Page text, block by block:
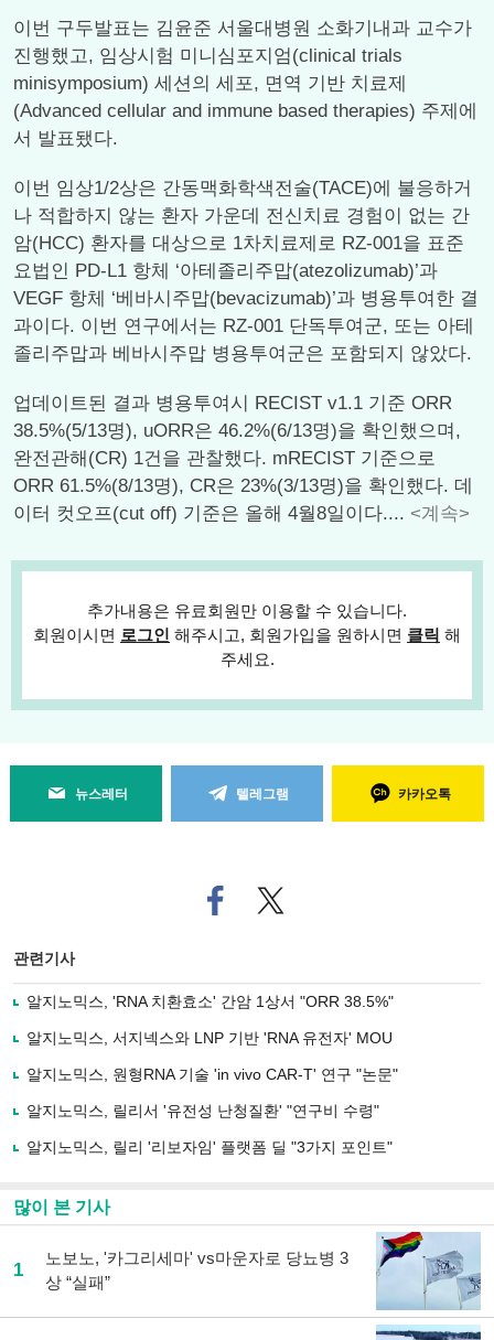
이번 구두발표는 김윤준 서울대병원 소화기내과 교수가
진행했고, 임상시험 미니심포지엄(clinical trials
minisymposium) 세션의 세포, 면역 기반 치료제
(Advanced cellular and immune based therapies) 주제에
서 발표됐다.
이번 임상1/2상은 간동맥화학색전술(TACE)에 불응하거
나 적합하지 않는 환자 가운데 전신치료 경험이 없는 간
암(HCC) 환자를 대상으로 1차치료제로 RZ-001을 표준
요법인 PD-L1 항체 ‘아테졸리주맙(atezolizumab)’과
VEGF 항체 ‘베바시주맙(bevacizumab)’과 병용투여한 결
과이다. 이번 연구에서는 RZ-001 단독투여군, 또는 아테
졸리주맙과 베바시주맙 병용투여군은 포함되지 않았다.
업데이트된 결과 병용투여시 RECIST v1.1 기준 ORR
38.5%(5/13명), uORR은 46.2%(6/13명)을 확인했으며,
완전관해(CR) 1건을 관찰했다. mRECIST 기준으로
ORR 61.5%(8/13명), CR은 23%(3/13명)을 확인했다. 데
이터 컷오프(cut off) 기준은 올해 4월8일이다.... <계속>
추가내용은 유료회원만 이용할 수 있습니다.
회원이시면 로그인 해주시고, 회원가입을 원하시면 클릭 해
주세요.
뉴스레터 텔레그램 카카오톡
페
이
로
기
사
유
기
트위
터로
관련기사
알지노믹스, 'RNA 치환효소' 간암 1상서 "ORR 38.5%"
알지노믹스, 서지넥스와 LNP 기반 'RNA 유전자' MOU
알지노믹스, 원형RNA 기술 'in vivo CAR-T' 연구 "논문"
알지노믹스, 릴리서 '유전성 난청질환' "연구비 수령"
알지노믹스, 릴리 '리보자임' 플랫폼 딜 "3가지 포인트"
많이 본 기사
1
노보노, '카그리세마' vs마운자로 당뇨병 3
상 “실패”